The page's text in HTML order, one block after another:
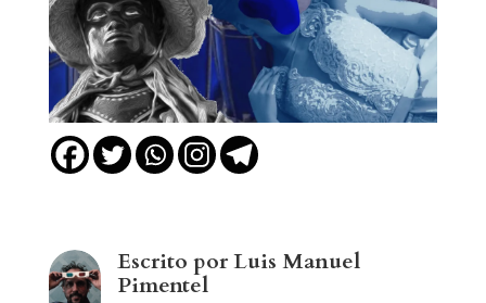
Escrito por Luis Manuel
Pimentel